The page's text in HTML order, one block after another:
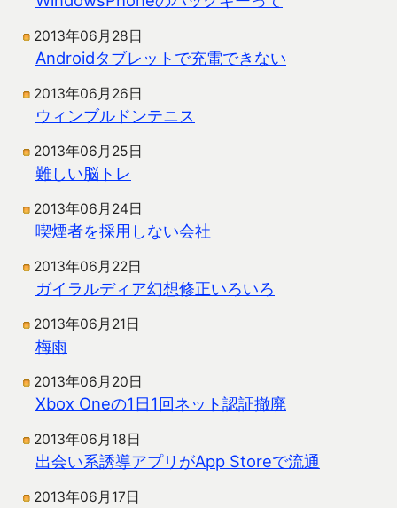
2013年06月28日
Androidタブレットで充電できない
2013年06月26日
ウィンブルドンテニス
2013年06月25日
難しい脳トレ
2013年06月24日
喫煙者を採用しない会社
2013年06月22日
ガイラルディア幻想修正いろいろ
2013年06月21日
梅雨
2013年06月20日
Xbox Oneの1日1回ネット認証撤廃
2013年06月18日
出会い系誘導アプリがApp Storeで流通
2013年06月17日